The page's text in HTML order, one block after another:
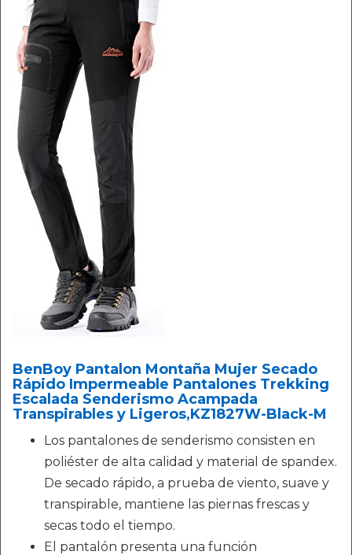
BenBoy Pantalon Montaña Mujer Secado
Rápido Impermeable Pantalones Trekking
Escalada Senderismo Acampada
Transpirables y Ligeros,KZ1827W-Black-M
Los pantalones de senderismo consisten en
poliéster de alta calidad y material de spandex.
De secado rápido, a prueba de viento, suave y
transpirable, mantiene las piernas frescas y
secas todo el tiempo.
El pantalón presenta una función